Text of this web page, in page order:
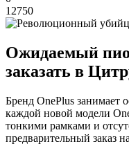
12750
Ожидаемый
заказать в
Бренд OnePlus занимает
каждой новой модели
тонкими рамками и
предварительный заказ